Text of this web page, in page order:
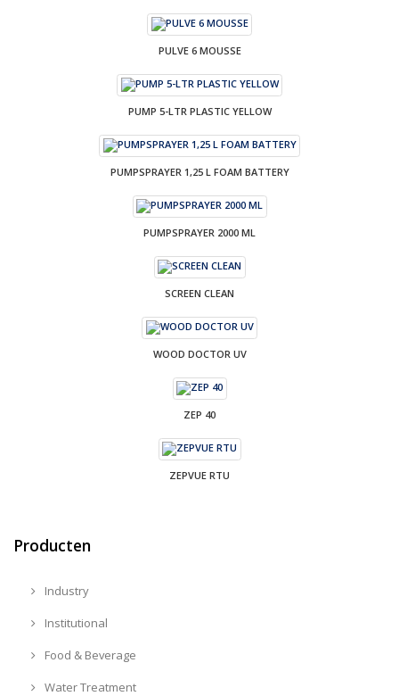
PULVE 6 MOUSSE
PUMP 5-LTR PLASTIC YELLOW
PUMPSPRAYER 1,25 L FOAM BATTERY
PUMPSPRAYER 2000 ML
SCREEN CLEAN
WOOD DOCTOR UV
ZEP 40
ZEPVUE RTU
Producten
Industry
Institutional
Food & Beverage
Water Treatment